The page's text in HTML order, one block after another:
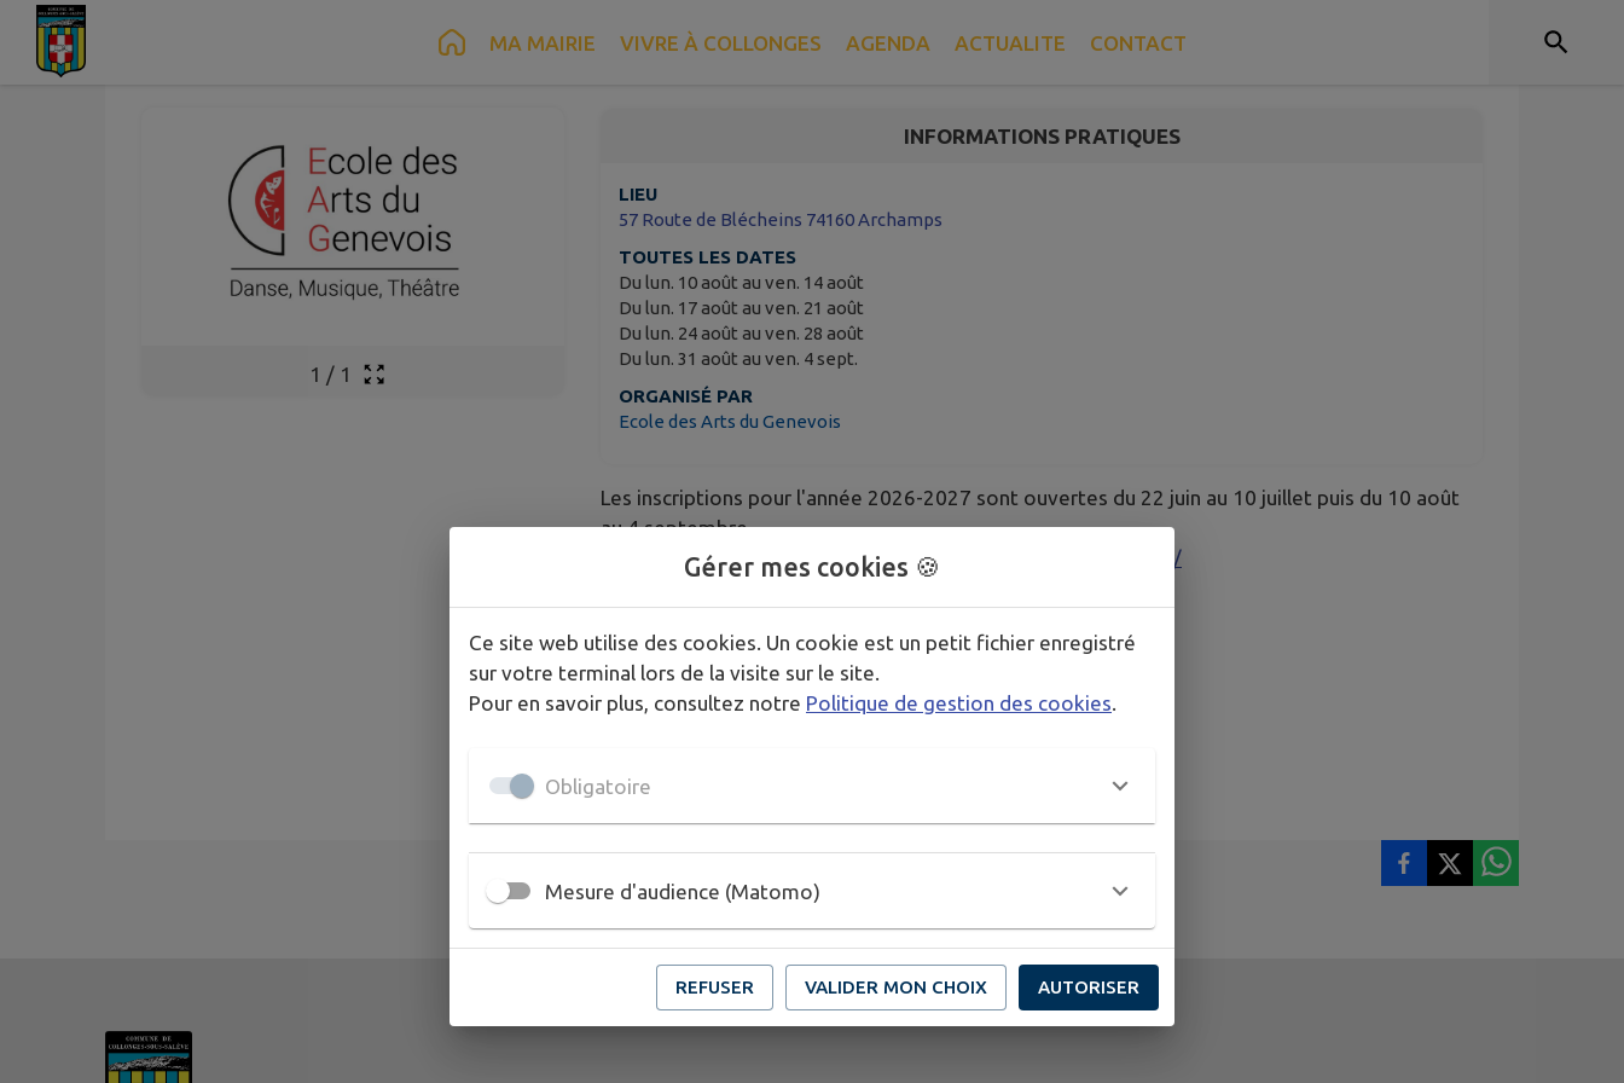
Contenu Pied de page MA MAIRIE VIVRE À COLLONGES AGENDA ACTUALITE CONTACT
21
Ven.
1 / 1
INFORMATIONS PRATIQUES
LIEU
57 Route de Blécheins 74160 Archamps
TOUTES LES DATES
Du lun. 10 août au ven. 14 août
Du lun. 17 août au ven. 21 août
Du lun. 24 août au ven. 28 août
Du lun. 31 août au ven. 4 sept.
ORGANISÉ PAR
Ecole des Arts du Genevois
Les inscriptions pour l'année 2026-2027 sont ouvertes du 22 juin au 10 juillet puis du 10 août
au 4 septembre.
Plus de détails sur le site de l'école : https://artsdugenevois.fr/
Publié par Ecole des Arts du Genevois
Gérer mes cookies 🍪
Ce site web utilise des cookies. Un cookie est un petit fichier enregistré
sur votre terminal lors de la visite sur le site.
Pour en savoir plus, consultez notre Politique de gestion des cookies.
Obligatoire
Mesure d'audience (Matomo)
REFUSER VALIDER MON CHOIX AUTORISER